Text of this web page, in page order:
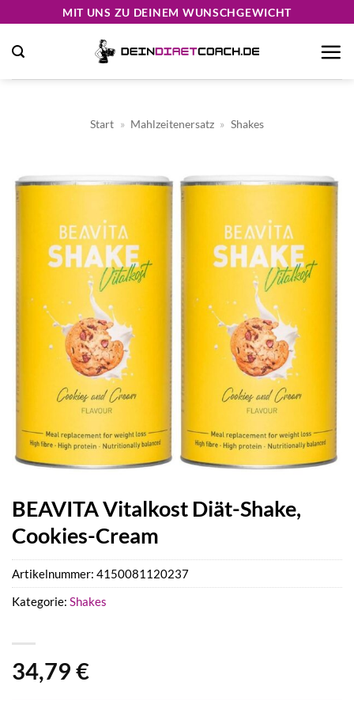
springen
MIT UNS ZU DEINEM WUNSCHGEWICHT
Start » Mahlzeitenersatz » Shakes
BEAVITA Vitalkost Diät-Shake,
Cookies-Cream
34,79 €
Artikelnummer: 4150081120237
Kategorie: Shakes